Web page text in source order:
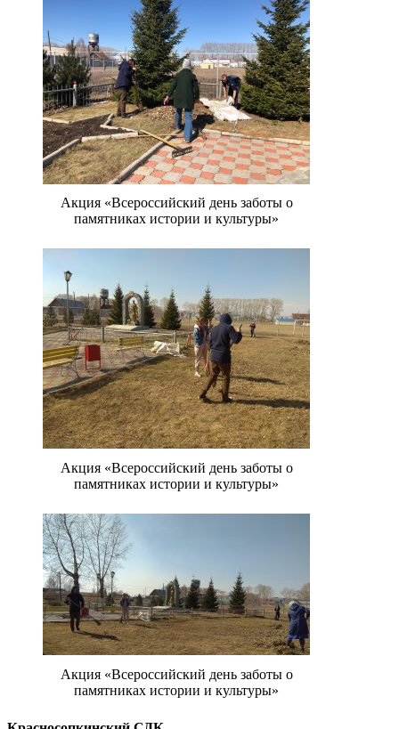
Акция «Всероссийский день заботы о
памятниках истории и культуры»
Акция «Всероссийский день заботы о
памятниках истории и культуры»
Акция «Всероссийский день заботы о
памятниках истории и культуры»